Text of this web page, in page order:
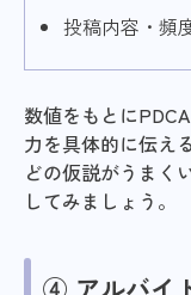
投稿内容・頻
数値をもとに
力を具体的に伝え
どの仮説がうまく
してみましょう。
④ アルバイ